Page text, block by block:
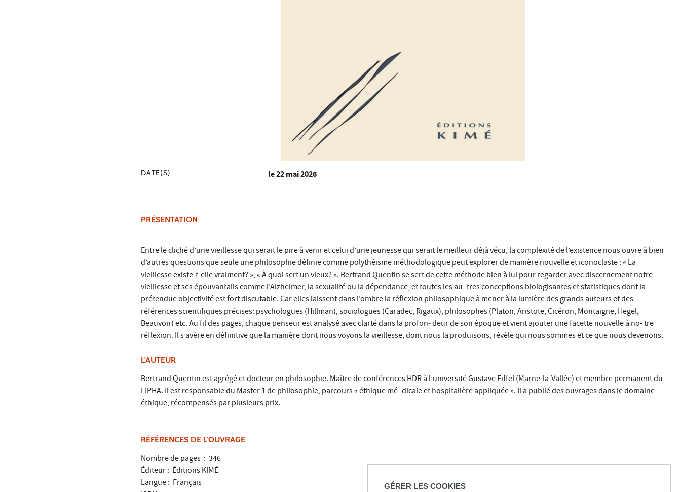
GÉRER LES COOKIES
DATE(S) le22 mai 2026
PRÉSENTATION
Entre le cliché d’une vieillesse qui serait le pire à venir et celui d’une jeunesse qui serait le meilleur déjà vécu, la complexité de l’existence nous ouvre à bien
d’autres questions que seule une philosophie définie comme polythéisme méthodologique peut explorer de manière nouvelle et iconoclaste : « La
vieillesse existe-t-elle vraiment? », « À quoi sert un vieux? ». Bertrand Quentin se sert de cette méthode bien à lui pour regarder avec discernement notre
vieillesse et ses épouvantails comme l’Alzheimer, la sexualité ou la dépendance, et toutes les au- tres conceptions biologisantes et statistiques dont la
prétendue objectivité est fort discutable. Car elles laissent dans l’ombre la réflexion philosophique à mener à la lumière des grands auteurs et des
références scientifiques précises: psychologues (Hillman), sociologues (Caradec, Rigaux), philosophes (Platon, Aristote, Cicéron, Montaigne, Hegel,
Beauvoir) etc. Au fil des pages, chaque penseur est analysé avec clarté dans la profon- deur de son époque et vient ajouter une facette nouvelle à no- tre
réflexion. Il s’avère en définitive que la manière dont nous voyons la vieillesse, dont nous la produisons, révèle qui nous sommes et ce que nous devenons.
L'AUTEUR
Bertrand Quentin est agrégé et docteur en philosophie. Maître de conférences HDR à l’université Gustave Eiffel (Marne-la-Vallée) et membre permanent du
LIPHA. Il est responsable du Master 1 de philosophie, parcours « éthique mé- dicale et hospitalière appliquée ». Il a publié des ouvrages dans le domaine
éthique, récompensés par plusieurs prix.
RÉFÉRENCES DE L'OUVRAGE
Nombre de pages ‏ : ‎ 346
Éditeur : ‎ Éditions KIMÉ
Langue : ‎ Français